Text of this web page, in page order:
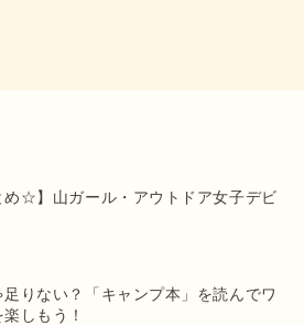
め☆】山ガール・アウトドア女子デビ
りない？「キャンプ本」を読んでワ
しもう！